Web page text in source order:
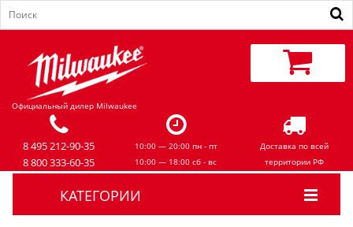
Официальный дилер Milwaukee
8 495 212-90-35
8 800 333-60-35
10:00 — 20:00 пн - пт
10:00 — 18:00 сб - вс
Доставка по всей
территории РФ
КАТЕГОРИИ